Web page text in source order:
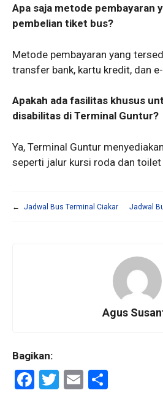
Apa saja metode pembayaran
pembelian tiket bus?
Metode pembayaran yang
transfer bank, kartu kredit, dan
Apakah ada fasilitas khusus
disabilitas di Terminal Guntur?
Ya, Terminal Guntur
seperti jalur kursi roda dan
← Jadwal Bus Terminal Ciakar Jadwal
Agus
Bagikan:
F
T
E